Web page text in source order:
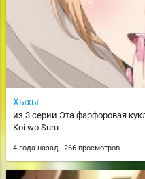
Хыхы
из 3 серии Эта фарфоровая
Koi wo Suru
4 года назад 266 просмотров